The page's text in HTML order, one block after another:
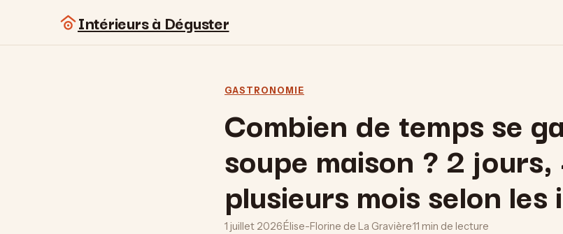
Intérieurs à Déguster
GASTRONOMIE
Combien de temps se
soupe maison ? 2
plusieurs mois selon
1 juillet 2026·Élise-Florine de La Gravière·11 min de lecture